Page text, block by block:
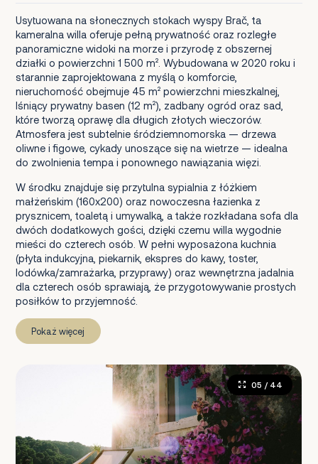
Usytuowana na słonecznych stokach wyspy Brač, ta
kameralna willa oferuje pełną prywatność oraz rozległe
panoramiczne widoki na morze i przyrodę z obszernej
działki o powierzchni 1 500 m². Wybudowana w 2020 roku i
starannie zaprojektowana z myślą o komforcie,
nieruchomość obejmuje 45 m² powierzchni mieszkalnej,
lśniący prywatny basen (12 m²), zadbany ogród oraz sad,
które tworzą oprawę dla długich złotych wieczorów.
Atmosfera jest subtelnie śródziemnomorska — drzewa
oliwne i figowe, cykady unoszące się na wietrze — idealna
do zwolnienia tempa i ponownego nawiązania więzi.
W środku znajduje się przytulna sypialnia z łóżkiem
małżeńskim (160x200) oraz nowoczesna łazienka z
prysznicem, toaletą i umywalką, a także rozkładana sofa dla
dwóch dodatkowych gości, dzięki czemu willa wygodnie
mieści do czterech osób. W pełni wyposażona kuchnia
(płyta indukcyjna, piekarnik, ekspres do kawy, toster,
lodówka/zamrażarka, przyprawy) oraz wewnętrzna jadalnia
dla czterech osób sprawiają, że przygotowywanie prostych
posiłków to przyjemność.
Pokaż więcej
05 / 44